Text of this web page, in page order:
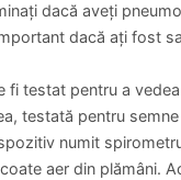
dacă aveți
dacă ați fost
fi testat pentru a
testată pentru semne
numit
aer din plămâni.